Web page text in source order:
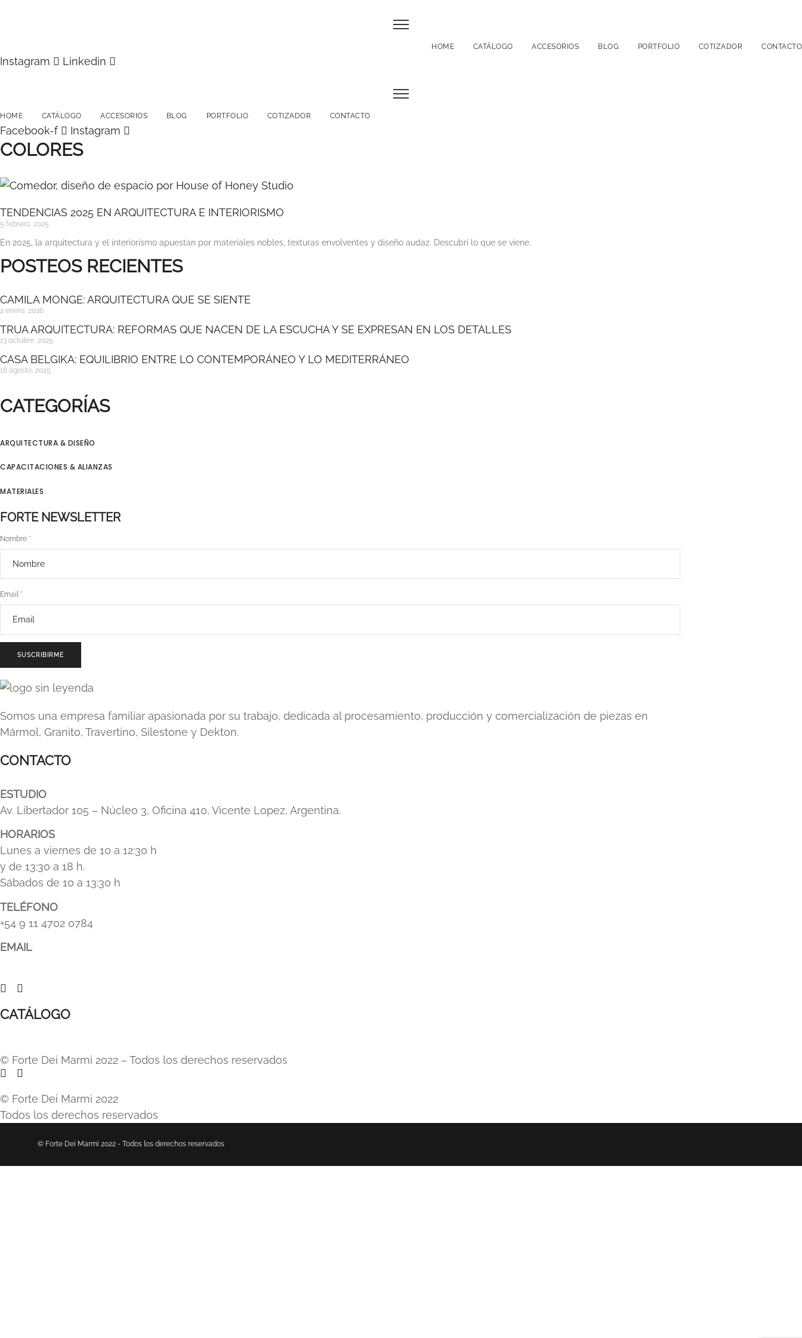
HOME CATÁLOGO ACCESORIOS BLOG PORTFOLIO COTIZADOR CONTACTO
Instagram Linkedin
HOME CATÁLOGO ACCESORIOS BLOG PORTFOLIO COTIZADOR CONTACTO
Facebook-f Instagram
COLORES
TENDENCIAS 2025 EN ARQUITECTURA E INTERIORISMO
5 febrero, 2025
En 2025, la arquitectura y el interiorismo apuestan por materiales nobles, texturas envolventes y diseño audaz. Descubrí lo que se viene.
POSTEOS RECIENTES
CAMILA MONGE: ARQUITECTURA QUE SE SIENTE
2 enero, 2026
TRUA ARQUITECTURA: REFORMAS QUE NACEN DE LA ESCUCHA Y SE EXPRESAN EN LOS DETALLES
13 octubre, 2025
CASA BELGIKA: EQUILIBRIO ENTRE LO CONTEMPORÁNEO Y LO MEDITERRÁNEO
18 agosto, 2025
CATEGORÍAS
ARQUITECTURA & DISEÑO
CAPACITACIONES & ALIANZAS
MATERIALES
FORTE NEWSLETTER
Nombre
Email
SUSCRIBIRME
Somos una empresa familiar apasionada por su trabajo, dedicada al procesamiento, producción y comercialización de piezas en
Mármol, Granito, Travertino, Silestone y Dekton.
CONTACTO
ESTUDIO
Av. Libertador 105 – Núcleo 3, Oficina 410, Vicente Lopez, Argentina.
HORARIOS
Lunes a viernes de 10 a 12:30 h
y de 13:30 a 18 h.
Sábados de 10 a 13:30 h
TELÉFONO
+54 9 11 4702 0784
EMAIL
CATÁLOGO
© Forte Dei Marmi 2022 – Todos los derechos reservados
© Forte Dei Marmi 2022
Todos los derechos reservados
© Forte Dei Marmi 2022 - Todos los derechos reservados